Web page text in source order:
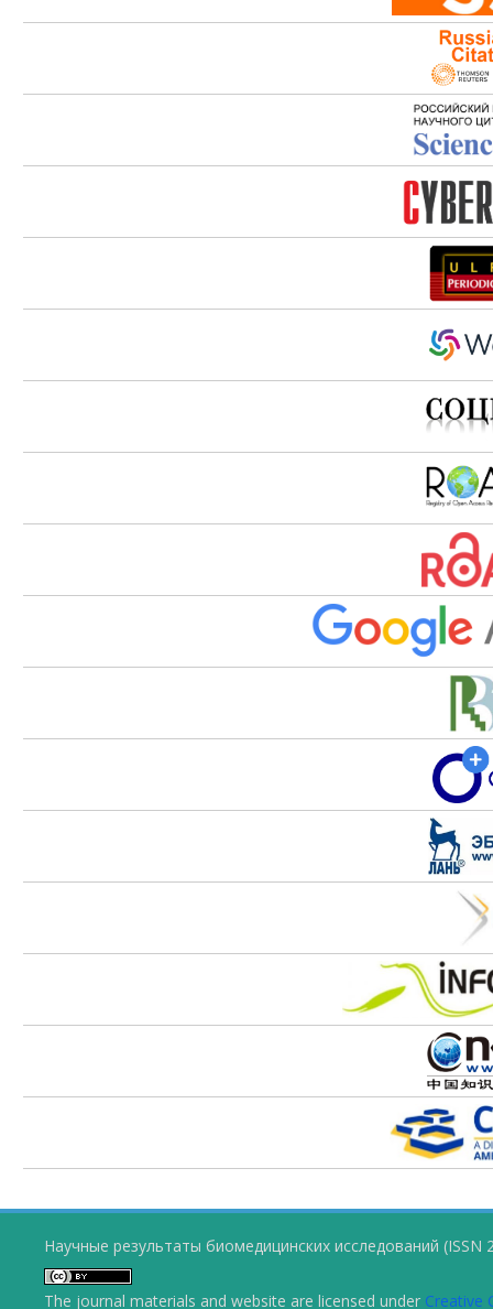
Научные результаты биомедицинских исследований (ISSN
The journal materials and website are licensed under Creative